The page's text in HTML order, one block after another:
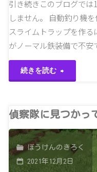
釣
り
引き続きこのブログでは
しません。 自動釣り機
スライムトラップを作
がノーマル鉄装備で不
続きを読む
ー
怖
い…"
偵察隊に見つかっ
ぼうけんのきろく
2021年12月2日